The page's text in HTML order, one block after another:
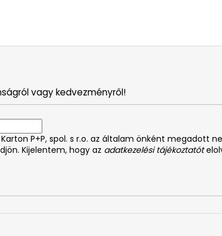
vagy kedvezményről!
Karton P+P, spol. s r.o. az általam önként
Kijelentem, hogy az adatkezelési tájékoztatót